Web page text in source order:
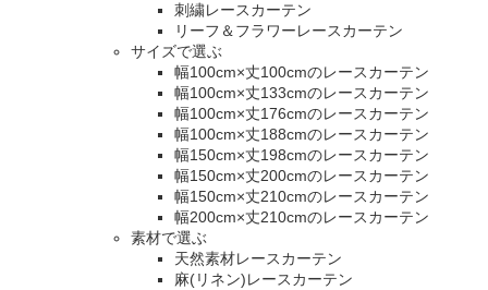
刺繍レースカーテン
リーフ＆フラワーレースカーテン
サイズで選ぶ
幅100cm×丈100cmのレースカーテン
幅100cm×丈133cmのレースカーテン
幅100cm×丈176cmのレースカーテン
幅100cm×丈188cmのレースカーテン
幅150cm×丈198cmのレースカーテン
幅150cm×丈200cmのレースカーテン
幅150cm×丈210cmのレースカーテン
幅200cm×丈210cmのレースカーテン
素材で選ぶ
天然素材レースカーテン
麻(リネン)レースカーテン